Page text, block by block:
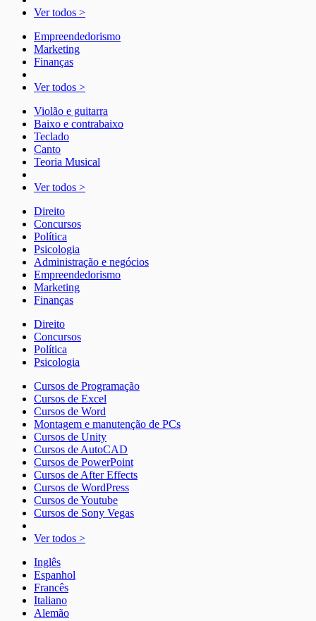
Ver todos >
Empreendedorismo
Marketing
Finanças
Ver todos >
Violão e guitarra
Baixo e contrabaixo
Teclado
Canto
Teoria Musical
Ver todos >
Direito
Concursos
Política
Psicologia
Administração e negócios
Empreendedorismo
Marketing
Finanças
Direito
Concursos
Política
Psicologia
Cursos de Programação
Cursos de Excel
Cursos de Word
Montagem e manutenção de PCs
Cursos de Unity
Cursos de AutoCAD
Cursos de PowerPoint
Cursos de After Effects
Cursos de WordPress
Cursos de Youtube
Cursos de Sony Vegas
Ver todos >
Inglês
Espanhol
Francês
Italiano
Alemão